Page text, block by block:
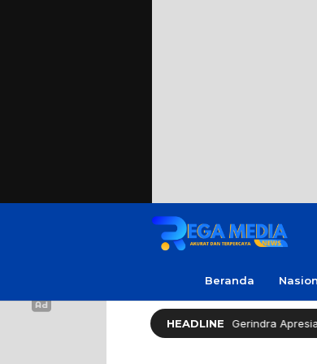
Beranda
HEADLINE
Legislator Gerindra Apresiasi Amanda,